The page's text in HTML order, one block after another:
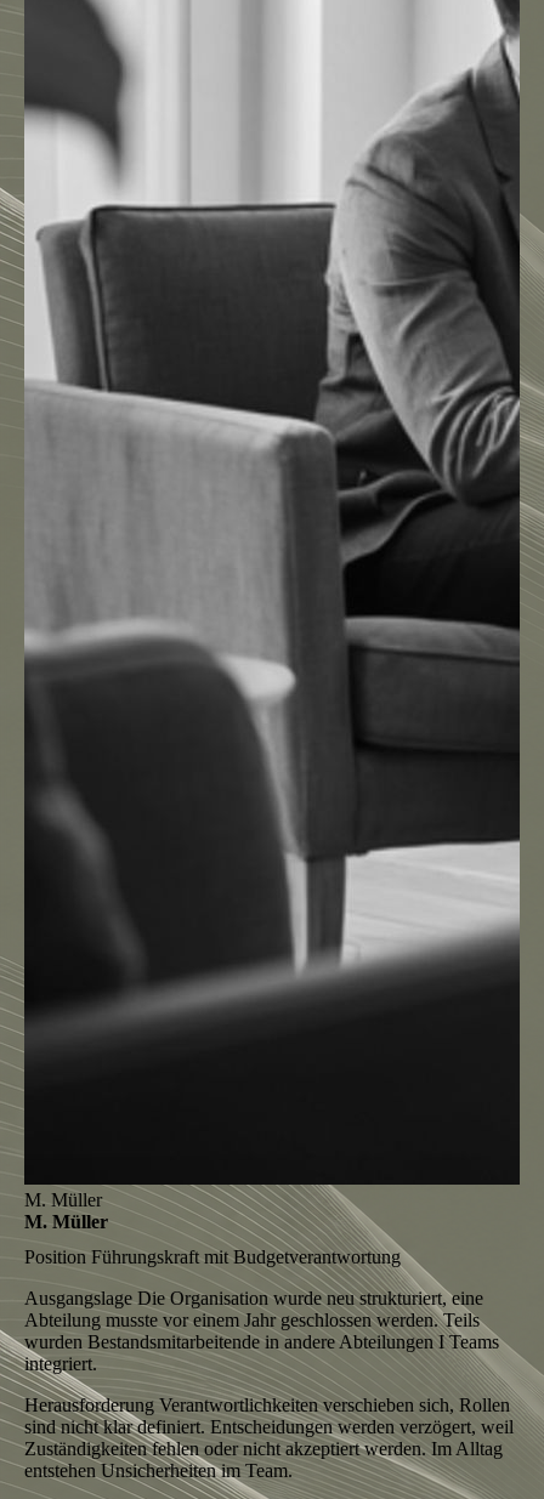
M. Müller
M. Müller
Position Führungskraft mit Budgetverantwortung
AusgangslageDie Organisation wurde neu strukturiert, eine
Abteilung musste vor einem Jahr geschlossen werden. Teils
wurden Bestandsmitarbeitende in andere Abteilungen I Teams
integriert.
Herausforderung Verantwortlichkeiten verschieben sich, Rollen
sind nicht klar definiert. Entscheidungen werden verzögert, weil
Zuständigkeiten fehlen oder nicht akzeptiert werden. Im Alltag
entstehen Unsicherheiten im Team.